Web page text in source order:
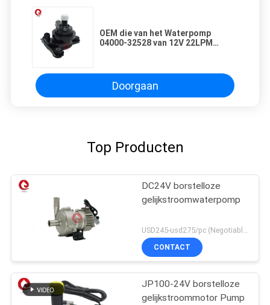
OEM die van het Waterpomp
04000-32528 van 12V 22LPM
Doorgaan
Top Producten
DC24V borstelloze
gelijkstroomwaterpomp
CONTACT
JP100-24V borstelloze
gelijkstroommotor Pump